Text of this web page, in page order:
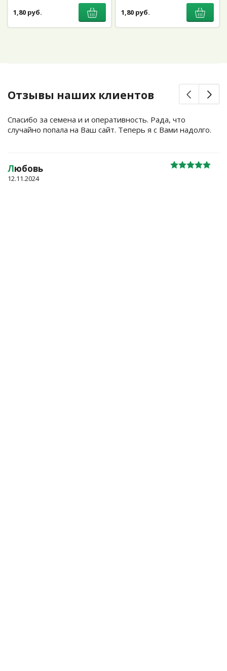
1,80 руб. 1,80 руб.
Отзывы наших клиентов
Спасибо за семена и и оперативность. Рада, что
случайно попала на Ваш сайт. Теперь я с Вами надолго.
Любовь
12.11.2024